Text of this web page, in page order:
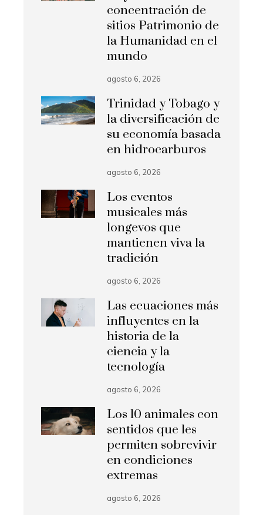
concentración de
sitios Patrimonio de
la Humanidad en el
mundo
agosto 6, 2026
Trinidad y Tobago y
la diversificación de
su economía basada
en hidrocarburos
agosto 6, 2026
Los eventos
musicales más
longevos que
mantienen viva la
tradición
agosto 6, 2026
Las ecuaciones más
influyentes en la
historia de la
ciencia y la
tecnología
agosto 6, 2026
Los 10 animales con
sentidos que les
permiten sobrevivir
en condiciones
extremas
agosto 6, 2026